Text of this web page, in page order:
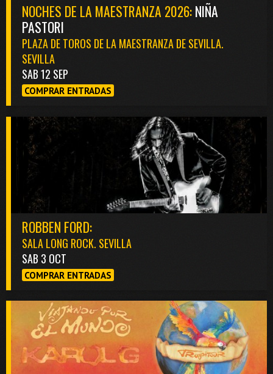
NOCHES DE LA MAESTRANZA 2026:NIÑA
PASTORI
PLAZA DE TOROS DE LA MAESTRANZA DE SEVILLA.
SEVILLA
SAB 12 SEP
COMPRAR ENTRADAS
ROBBEN FORD:
SALA LONG ROCK. SEVILLA
SAB 3 OCT
COMPRAR ENTRADAS